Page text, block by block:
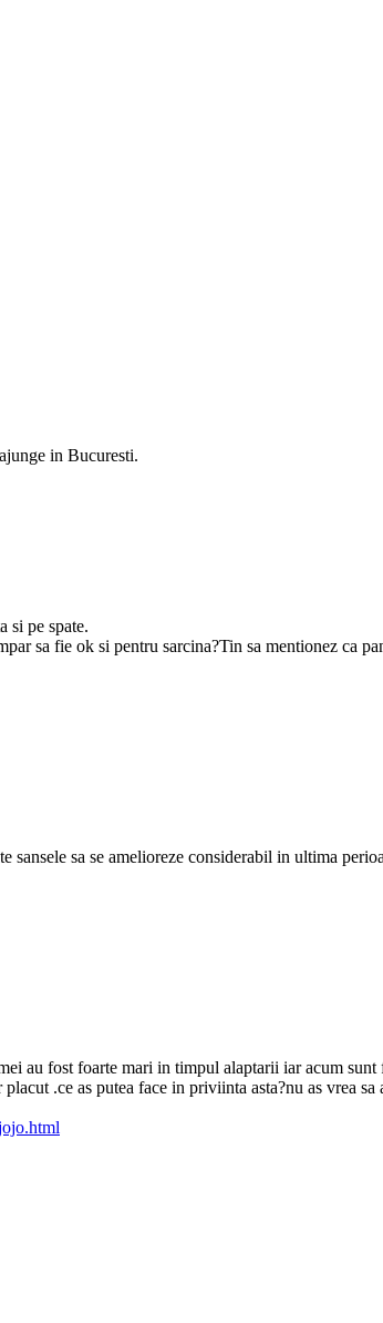
in Bucuresti.
si pe spate.
sa fie ok si pentru sarcina?Tin sa mentionez ca
sansele sa se amelioreze considerabil in ultima
au fost foarte mari in timpul alaptarii iar acum sunt
.ce as putea face in priviinta asta?nu as vrea